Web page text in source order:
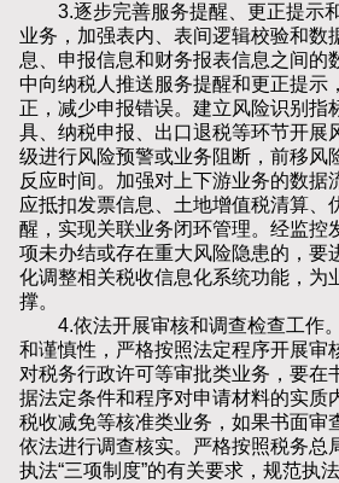
3.逐步完善服务提醒、更正提示
业务，加强表内、表间逻辑校验和数
息、申报信息和财务报表信息之间的
中向纳税人推送服务提醒和更正提示
正，减少申报错误。建立风险识别指
具、纳税申报、出口退税等环节开展
级进行风险预警或业务阻断，前移风
反应时间。加强对上下游业务的数据
应抵扣发票信息、土地增值税清算、
醒，实现关联业务闭环管理。经监控
项未办结或存在重大风险隐患的，要
化调整相关税收信息化系统功能，为
撑。
4.依法开展审核和调查检查工作
和谨慎性，严格按照法定程序开展审
对税务行政许可等审批类业务，要在
据法定条件和程序对申请材料的实质
税收减免等核准类业务，如果书面审
依法进行调查核实。严格按照税务总
执法“三项制度”的有关要求，规范执